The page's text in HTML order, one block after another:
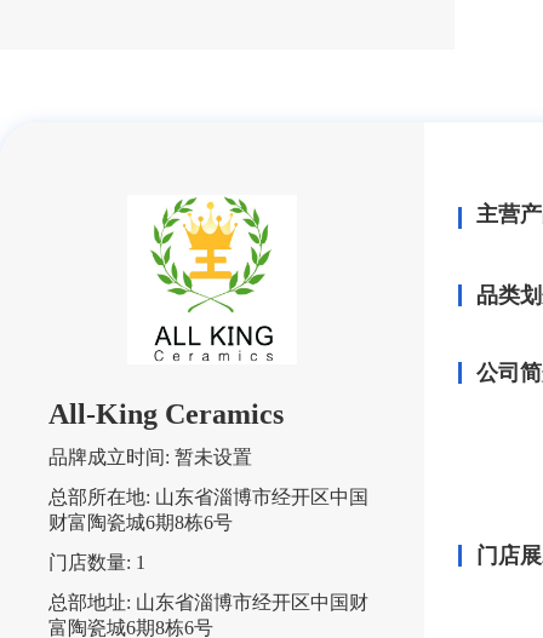
All-King Ceramics
品牌成立时间: 暂未设置
总部所在地: 山东省淄博市经开区中国
财富陶瓷城6期8栋6号
门店数量: 1
总部地址: 山东省淄博市经开区中国财
富陶瓷城6期8栋6号
主营
品类
公司
门店